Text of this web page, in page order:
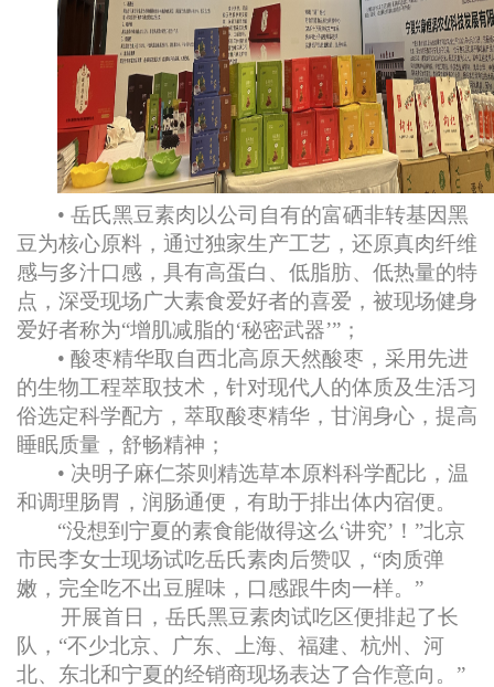
• 岳氏黑豆素肉以公司自有的富硒非转基因黑
豆为核心原料，通过独家生产工艺，还原真肉纤维
感与多汁口感，具有高蛋白、低脂肪、低热量的特
点，深受现场广大素食爱好者的喜爱，被现场健身
爱好者称为“增肌减脂的‘秘密武器’”；
• 酸枣精华取自西北高原天然酸枣，采用先进
的生物工程萃取技术，针对现代人的体质及生活习
俗选定科学配方，萃取酸枣精华，甘润身心，提高
睡眠质量，舒畅精神；
• 决明子麻仁茶则精选草本原料科学配比，温
和调理肠胃，润肠通便，有助于排出体内宿便。
“没想到宁夏的素食能做得这么‘讲究’！”北京
市民李女士现场试吃岳氏素肉后赞叹，“肉质弹
嫩，完全吃不出豆腥味，口感跟牛肉一样。”
开展首日，岳氏黑豆素肉试吃区便排起了长
队，“不少北京、广东、上海、福建、杭州、河
北、东北和宁夏的经销商现场表达了合作意向。”